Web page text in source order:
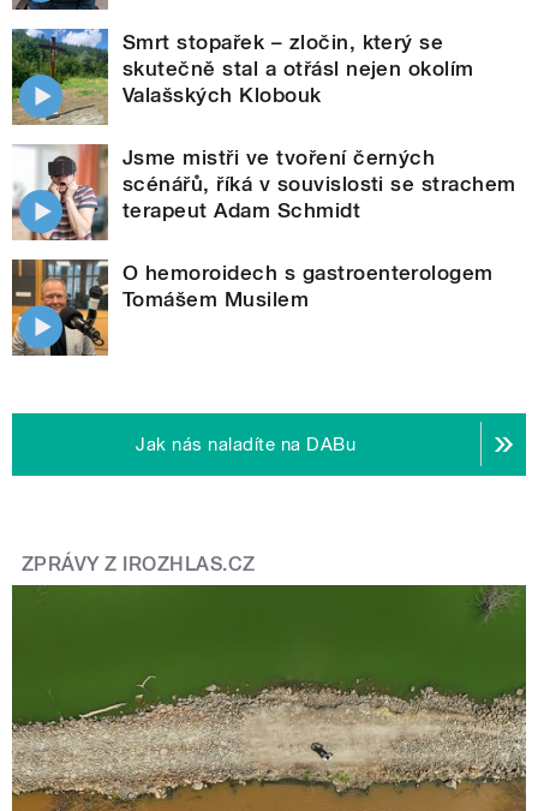
Smrt stopařek – zločin, který se
skutečně stal a otřásl nejen okolím
Valašských Klobouk
Jsme mistři ve tvoření černých
scénářů, říká v souvislosti se strachem
terapeut Adam Schmidt
O hemoroidech s gastroenterologem
Tomášem Musilem
Jak nás naladíte na DABu
ZPRÁVY Z IROZHLAS.CZ